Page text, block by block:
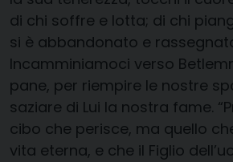
di chi soffre e lotta; di chi
si è abbandonato e
Incamminiamoci verso
pane, per riempire le nostre
saziare di Lui la nostra fame.
cibo che perisce, ma quello
vita eterna, e che il Figlio